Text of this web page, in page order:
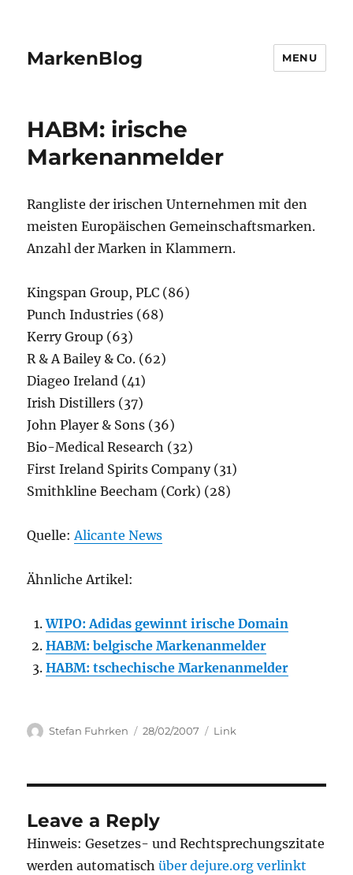
MarkenBlog MENU
HABM: irische
Markenanmelder
Rangliste der irischen Unternehmen mit den
meisten Europäischen Gemeinschaftsmarken.
Anzahl der Marken in Klammern.
Kingspan Group, PLC (86)
Punch Industries (68)
Kerry Group (63)
R & A Bailey & Co. (62)
Diageo Ireland (41)
Irish Distillers (37)
John Player & Sons (36)
Bio-Medical Research (32)
First Ireland Spirits Company (31)
Smithkline Beecham (Cork) (28)
Quelle:Alicante News
Ähnliche Artikel:
WIPO: Adidas gewinnt irische Domain
HABM: belgische Markenanmelder
HABM: tschechische Markenanmelder
Author
Stefan Fuhrken
Posted
28/02/2007 Categories
Link
Leave a Reply
Hinweis: Gesetzes- und Rechtsprechungszitate
werden automatischüber dejure.org verlinkt